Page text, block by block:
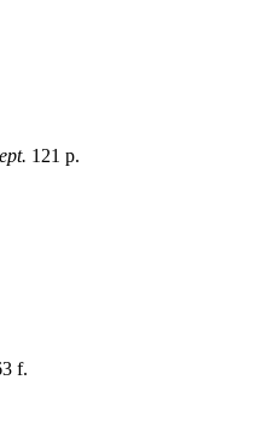
121 p.
f.